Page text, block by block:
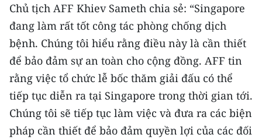
RADIO
MEDIA CENTER
E-Magazine
Video
Media Chính trị
Chủ tịch AFF Khiev Sameth chia sẻ: “Singapore
đang làm rất tốt công tác phòng chống dịch
bệnh. Chúng tôi hiểu rằng điều này là cần thiết
để bảo đảm sự an toàn cho cộng đồng. AFF tin
rằng việc tổ chức lễ bốc thăm giải đấu có thể
tiếp tục diễn ra tại Singapore trong thời gian tới.
Chúng tôi sẽ tiếp tục làm việc và đưa ra các biện
pháp cần thiết để bảo đảm quyền lợi của các đối